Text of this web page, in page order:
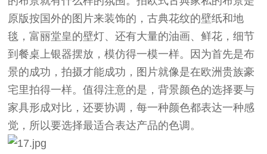
原版按国外的图片来装饰的，古典花纹的壁纸和地
毯，富丽堂皇的壁灯、还有大量的油画、鲜花，细节
到餐桌上银器摆放，模仿得一模一样。因为首先是布
景的成功，拍摄才能成功，图片就像是在欧洲贵族豪
宅里拍得一样。值得注意的是，背景颜色的选择要与
家具形成对比，还要协调，每一种颜色都表达一种感
觉，所以要选择最适合表达产品的色调。